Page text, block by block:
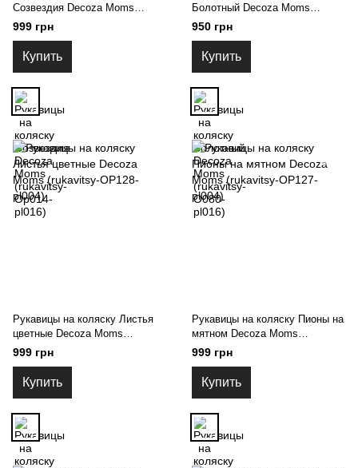
Созвездия Decoza Moms
(rukavitsy-Op014-pl016)
999 грн
Купить
Болотный Decoza Moms
(rukavitsy-O080-pl016)
950 грн
Купить
Рукавицы на коляску Листья
цветные Decoza Moms
(rukavitsy-OP128-pl004)
999 грн
Купить
Рукавицы на коляску Пионы на
мятном Decoza Moms
(rukavitsy-OP127-pl004)
999 грн
Купить